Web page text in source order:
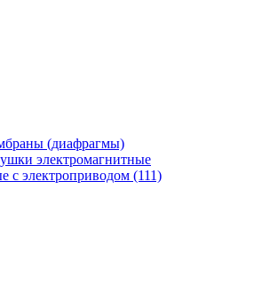
(диафрагмы)
электромагнитные
электроприводом (111)